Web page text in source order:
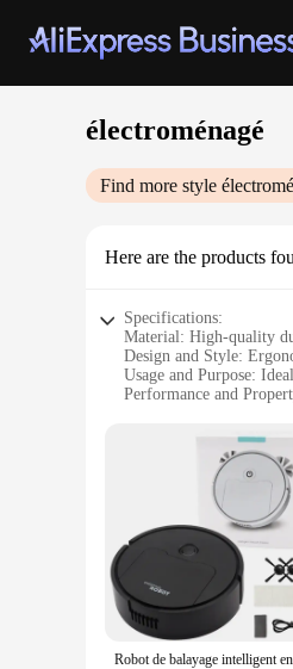
électroménagé
Find more style
Here are the products
Specifications:
Material: High-quality
Design and Style:
Usage and Purpose:
Performance and
Shape or Size or
**Unmatched Cleaning
The électroménagé
remove dust, dirt, and
ergonomic handle
**Versatile and User-
The electroménagé
spaces with ease. The
practical addition to